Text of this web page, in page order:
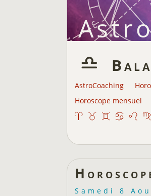
AstroCoaching
Horoscope mensuel
Samedi 8